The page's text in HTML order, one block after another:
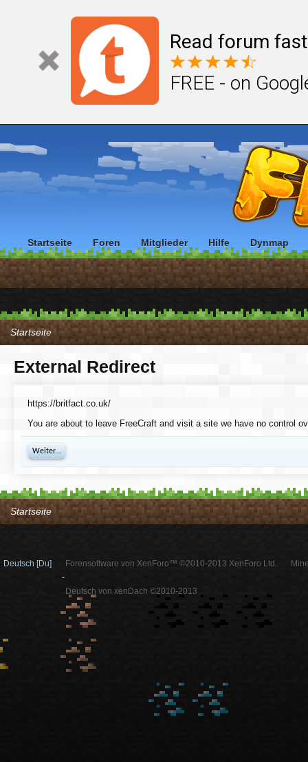
Read forum
FREE - on
Startseite
External Redirect
https://britfact.co.uk/
You are about to leave FreeCraft and visit a site we have no control
Weiter...
Startseite
Startseite Foren Mitglieder Hilfe Dynmap
Deutsch [Du]
Forensoftware von XenForo™ ©2010-2013 XenForo Ltd.
-
Deutsch von xenDach ©2010-2013